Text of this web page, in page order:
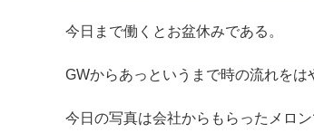
今日まで働くとお盆休みである。
GWからあっというまで時の流れをは
今日の写真は会社からもらったメロン